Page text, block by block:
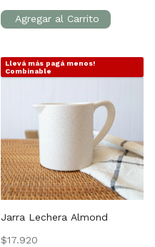
Llevá más pagá menos!
Combinable
Jarra Lechera Almond
$17.920